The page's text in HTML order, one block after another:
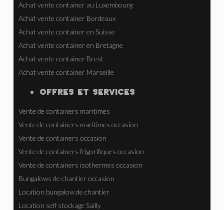
Achat vente container au Luxembourg
Achat vente container Bordeaux
Achat vente container en Suisse
Achat vente container en Bretagne
Achat vente container Brest
Achat vente container Marseille
OFFRES ET SERVICES
Vente de containers maritimes
Vente de containers maritimes occasion
Vente de containers occasion
Vente de containers frigorifiques occasion
Vente de containers isothermes occasion
Bungalows de chantier occasion
Location bungalow de chantier
Location self stockage Sailly